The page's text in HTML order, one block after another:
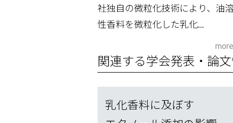
社独自の微粒化技術により、油
性香料を微粒化した乳化...
関連する学会発表・論
乳化香料に及ぼす